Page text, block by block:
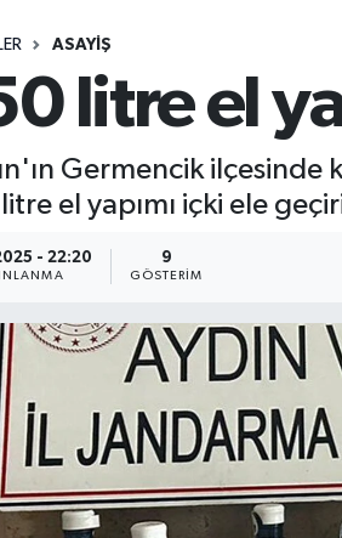
ASAYIŞ
litre el
Germencik ilçesinde
el yapımı içki ele
- 22:20 9
GÖSTERIM